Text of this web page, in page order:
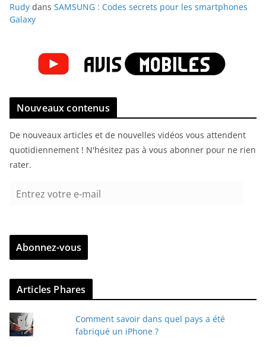
Rudy dans SAMSUNG : Codes secrets pour les smartphones
Galaxy
Nouveaux contenus
De nouveaux articles et de nouvelles vidéos vous attendent
quotidiennement ! N'hésitez pas à vous abonner pour ne rien
rater.
r
z
v
r
e
Abonnez-vous
Articles Phares
Comment savoir dans quel pays a été
fabriqué un iPhone ?